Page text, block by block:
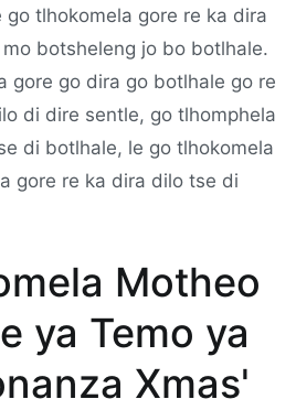
tlhokomela gore re ka dira
botsheleng jo bo botlhale.
gore go dira go botlhale go re
di dire sentle, go tlhomphela
di botlhale, le go tlhokomela
gore re ka dira dilo tse di
Motheo
ya Temo ya
Xmas'